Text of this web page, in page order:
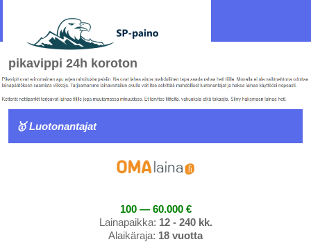
pikavippi 24h koroton
🥇 Luotonantajat
100 — 60.000 €
Lainapaikka: 12 - 240 kk.
Alaikäraja: 18 vuotta